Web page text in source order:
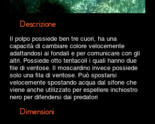
Descrizione
Il polpo possiede ben tre cuori, ha una
capacità di cambiare colore velocemente
adattandosi ai fondali e per comunicare con gli
altri. Possiede otto tentacoli i quali hanno due
file di ventose. Il moscardino invece possiede
solo una fila di ventose. Può spostarsi
velocemente spostando acqua dal sifone che
viene anche utilizzato per espellere inchiostro
nero per difendersi dai predatori
Dimensioni